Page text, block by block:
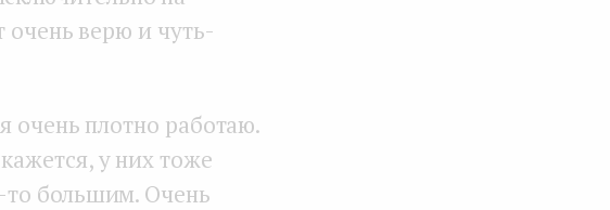
очень верю и чуть-
очень плотно работаю.
у них тоже
то большим. Очень